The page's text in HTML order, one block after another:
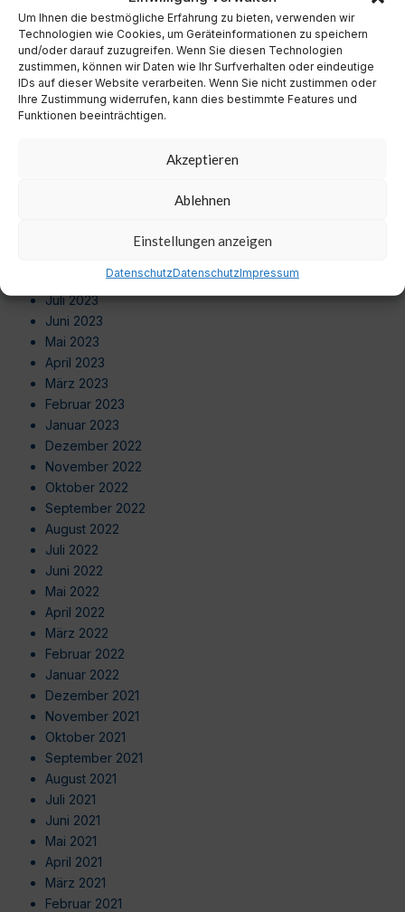
Um Ihnen die bestmögliche Erfahrung zu bieten, verwenden wir
Technologien wie Cookies, um Geräteinformationen zu speichern
und/oder darauf zuzugreifen. Wenn Sie diesen Technologien
zustimmen, können wir Daten wie Ihr Surfverhalten oder eindeutige
IDs auf dieser Website verarbeiten. Wenn Sie nicht zustimmen oder
Ihre Zustimmung widerrufen, kann dies bestimmte Features und
Funktionen beeinträchtigen.
Akzeptieren
Ablehnen
Einstellungen anzeigen
DatenschutzDatenschutzImpressum
August 2024
Juli 2024
Juni 2024
Mai 2024
April 2024
August 2023
Juli 2023
Juni 2023
Mai 2023
April 2023
März 2023
Februar 2023
Januar 2023
Dezember 2022
November 2022
Oktober 2022
September 2022
August 2022
Juli 2022
Juni 2022
Mai 2022
April 2022
März 2022
Februar 2022
Januar 2022
Dezember 2021
November 2021
Oktober 2021
September 2021
August 2021
Juli 2021
Juni 2021
Mai 2021
April 2021
März 2021
Februar 2021